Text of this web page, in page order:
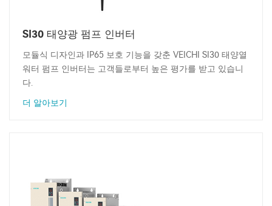
SI30 태양광 펌프 인버터
모듈식 디자인과 IP65 보호 기능을 갖춘 VEICHI SI30 태양열
워터 펌프 인버터는 고객들로부터 높은 평가를 받고 있습니
다.
더 알아보기